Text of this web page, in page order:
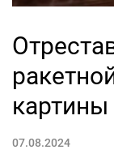
07.08.2024